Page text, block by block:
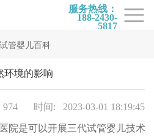
服务热线：
188-2430-
5817
试管婴儿百科
环境的影响
时间: 2023-03-01 18:19:45
是可以开展三代试管婴儿技术